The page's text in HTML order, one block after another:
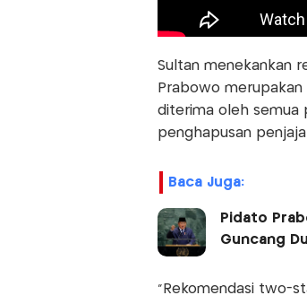
Sultan menekankan
Prabowo
diterima oleh semua
penghapusan
Baca Juga:
Pidato
Guncang
“Rekomendasi two-